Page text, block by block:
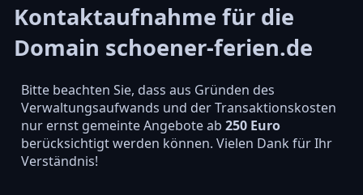
Kontaktaufnahme für die
Domain schoener-ferien.de
Bitte beachten Sie, dass aus Gründen des
Verwaltungsaufwands und der Transaktionskosten
nur ernst gemeinte Angebote ab 250 Euro
berücksichtigt werden können. Vielen Dank für Ihr
Verständnis!